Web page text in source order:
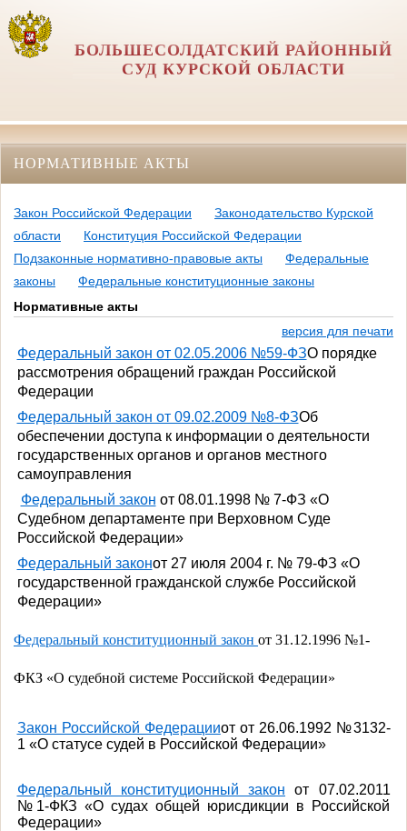
БОЛЬШЕСОЛДАТСКИЙ РАЙОННЫЙ
СУД КУРСКОЙ ОБЛАСТИ
НОРМАТИВНЫЕ АКТЫ
Закон Российской Федерации
Законодательство Курской
области
Конституция Российской Федерации
Подзаконные нормативно-правовые акты
Федеральные
законы
Федеральные конституционные законы
Нормативные акты
версия для печати
Федеральный закон от 02.05.2006 №59-ФЗО порядке
рассмотрения обращений граждан Российской
Федерации
Федеральный закон от 09.02.2009 №8-ФЗОб
обеспечении доступа к информации о деятельности
государственных органов и органов местного
самоуправления
Федеральный закон от 08.01.1998 № 7-ФЗ «О
Судебном департаменте при Верховном Суде
Российской Федерации»
Федеральный законот 27 июля 2004 г. № 79-ФЗ «О
государственной гражданской службе Российской
Федерации»
Федеральный конституционный закон от 31.12.1996 №1-
ФКЗ «О судебной системе Российской Федерации»
Закон Российской Федерацииот от 26.06.1992 №3132-
1 «О статусе судей в Российской Федерации»
Федеральный конституционный закон
от 07.02.2011
№1-ФКЗ «О судах общей юрисдикции в Российской
Федерации»